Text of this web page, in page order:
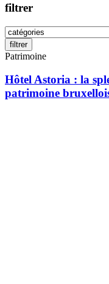
filtrer
filtrer
Patrimoine
Hôtel Astoria : la
patrimoine